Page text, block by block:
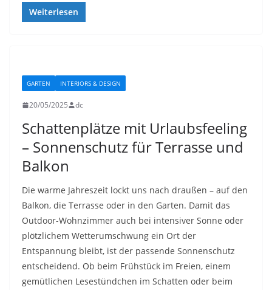
Weiterlesen
GARTEN INTERIORS & DESIGN
20/05/2025 dc
Schattenplätze mit Urlaubsfeeling
– Sonnenschutz für Terrasse und
Balkon
Die warme Jahreszeit lockt uns nach draußen – auf den
Balkon, die Terrasse oder in den Garten. Damit das
Outdoor-Wohnzimmer auch bei intensiver Sonne oder
plötzlichem Wetterumschwung ein Ort der
Entspannung bleibt, ist der passende Sonnenschutz
entscheidend. Ob beim Frühstück im Freien, einem
gemütlichen Lesestündchen im Schatten oder beim